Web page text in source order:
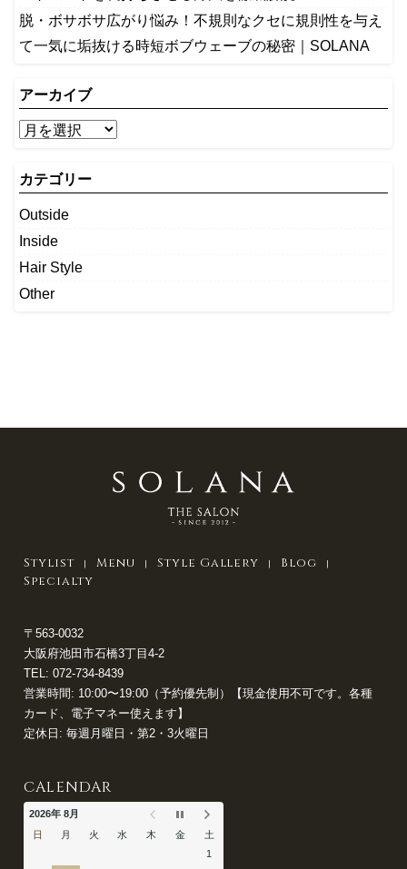
​脱・ボサボサ広がり悩み！不規則なクセに規則性を与え
て一気に垢抜ける時短ボブウェーブの秘密｜SOLANA
アーカイブ
カテゴリー
Outside
Inside
Hair Style
Other
Stylist Menu Style Gallery
Blog
Specialty
〒563-0032
大阪府池田市石橋3丁目4-2
TEL: 072-734-8439
営業時間: 10:00〜19:00（予約優先制）【現金使用不可です。各種
カード、電子マネー使えます】
定休日: 毎週月曜日・第2・3火曜日
CALENDAR
2026年 8月
日
月 火 水 木 金
土
1